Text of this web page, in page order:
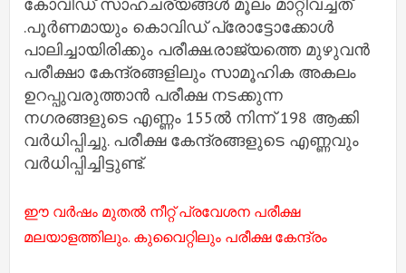
.പൂർണമായും കൊവിഡ് പ്രോട്ടോക്കോൾ
പാലിച്ചായിരിക്കും പരീക്ഷ.രാജ്യത്തെ മുഴുവൻ
പരീക്ഷാ കേന്ദ്രങ്ങളിലും സാമൂഹിക അകലം
ഉറപ്പുവരുത്താൻ പരീക്ഷ നടക്കുന്ന
നഗരങ്ങളുടെ എണ്ണം 155ൽ നിന്ന് 198 ആക്കി
വർധിപ്പിച്ചു. പരീക്ഷ കേന്ദ്രങ്ങളുടെ എണ്ണവും
വർധിപ്പിച്ചിട്ടുണ്ട്.
ഈ വർഷം മുതൽ നീറ്റ് പ്രവേശന പരീക്ഷ
മലയാളത്തിലും. കുവൈറ്റിലും പരീക്ഷ കേന്ദ്രം